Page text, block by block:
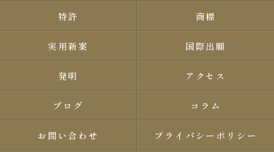
特許 商標
実用新案 国際出願
発明 アクセス
ブログ コラム
お問い合わせ プライバシーポリシー